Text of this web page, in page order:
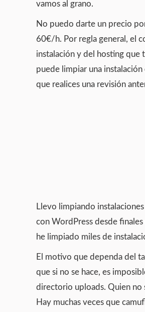
vamos al grano.
No puedo darte un precio
60€/h. Por regla general, el
instalación y del hosting que
puede limpiar una
que realices una revisión
Llevo limpiando
con WordPress desde
he limpiado miles de
El motivo que dependa del
que si no se hace, es
directorio uploads. Quien no
Hay muchas veces que